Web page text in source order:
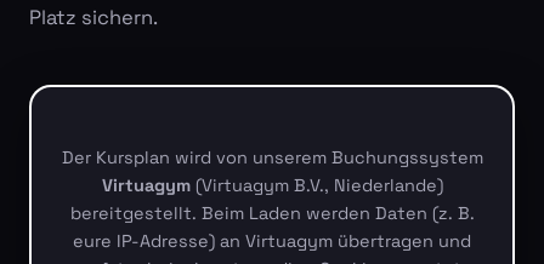
Platz sichern.
Der Kursplan wird von unserem Buchungssystem
Virtuagym(Virtuagym B.V., Niederlande)
bereitgestellt. Beim Laden werden Daten (z. B.
eure IP-Adresse) an Virtuagym übertragen und